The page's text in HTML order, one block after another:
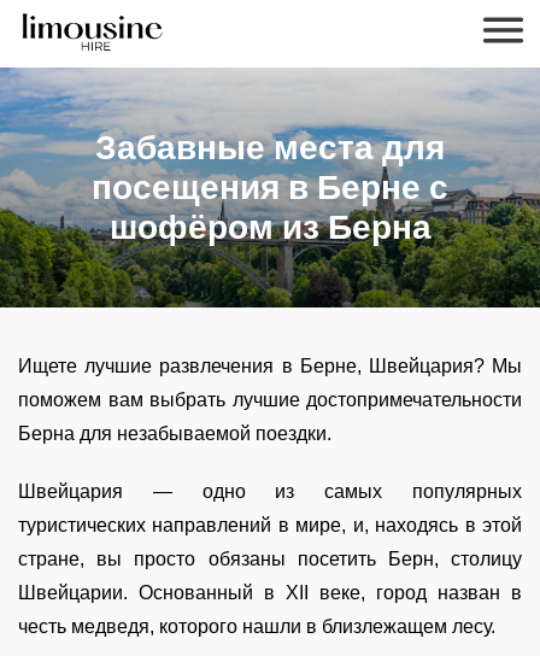
Забавные места для
посещения в Берне с
шофёром из Берна
Ищете лучшие развлечения в Берне, Швейцария? Мы
поможем вам выбрать лучшие достопримечательности
Берна для незабываемой поездки.
Швейцария — одно из самых популярных
туристических направлений в мире, и, находясь в этой
стране, вы просто обязаны посетить Берн, столицу
Швейцарии. Основанный в XII веке, город назван в
честь медведя, которого нашли в близлежащем лесу.